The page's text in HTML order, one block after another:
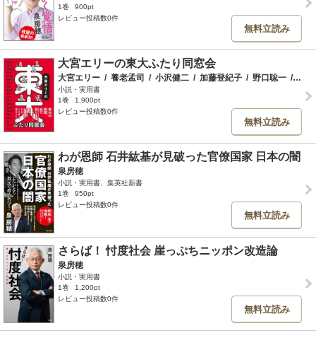
1巻
900pt
レビュー投稿数0件
無料立読み
大宮エリーの東大ふたり同窓会
大宮エリー / 養老孟司 / 小沢健二 / 加藤登紀子 / 野口聡一 / 成
小説・実用書
1巻
1,900pt
レビュー投稿数0件
無料立読み
わが恩師 石井紘基が見破った官僚国家 日本の闇
泉房穂
小説・実用書、集英社新書
1巻
950pt
レビュー投稿数0件
無料立読み
さらば！ 忖度社会 崖っぷちニッポン改造論
泉房穂
小説・実用書
1巻
1,200pt
レビュー投稿数0件
無料立読み